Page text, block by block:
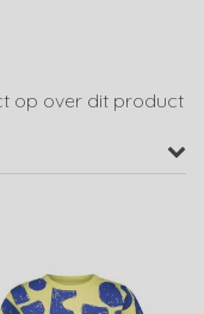
op over dit product